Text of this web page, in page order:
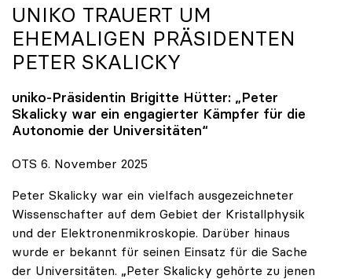
UNIKO TRAUERT UM
EHEMALIGEN PRÄSIDENTEN
PETER SKALICKY
uniko-Präsidentin Brigitte Hütter: „Peter
Skalicky war ein engagierter Kämpfer für die
Autonomie der Universitäten“
OTS 6. November 2025
Peter Skalicky war ein vielfach ausgezeichneter
Wissenschafter auf dem Gebiet der Kristallphysik
und der Elektronenmikroskopie. Darüber hinaus
wurde er bekannt für seinen Einsatz für die Sache
der Universitäten. „Peter Skalicky gehörte zu jenen